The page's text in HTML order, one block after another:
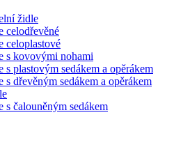
židle
celodřevěné
celoplastové
s kovovými nohami
s plastovým sedákem a opěrákem
s dřevěným sedákem a opěrákem
s čalouněným sedákem